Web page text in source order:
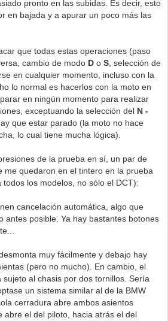
pronto en las subidas. Es decir, esto
en bajada y a apurar un poco más las
que todas estas operaciones (paso
cambio de modo D o S , selección de
en cualquier momento, incluso con la
lo normal es hacerlos con la moto en
en ningún momento para realizar
exceptuando la selección del N -
que estar parado (la moto no hace
lo cual tiene mucha lógica).
de la prueba en sí, un par de
me quedaron en el tintero en la prueba
los modelos, no sólo el DCT):
cancelación automática, algo que
antes posible. Ya hay bastantes botones
muy fácilmente y debajo hay
(pero no mucho). En cambio, el
al chasis por dos tornillos. Sería
un sistema similar al de la BMW
cerradura abre ambos asientos
abre el del piloto, hacia atrás el del